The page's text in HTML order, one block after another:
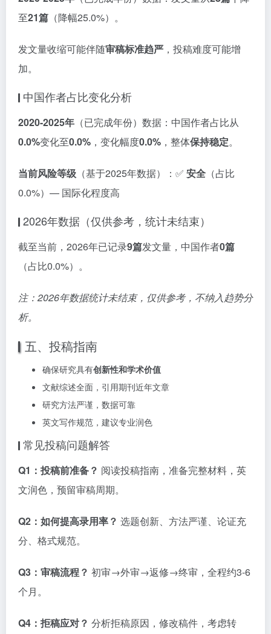
至21篇 （降幅25.0%）。
发文量收缩可能伴随审稿标准趋严 ，投稿难度可能增
加。
中国作者占比变化分析
2020-2025年 （已完成年份）数据：中国作者占比从
0.0%变化至0.0% ，变化幅度0.0% ，整体保持稳定。
当前风险等级 （基于2025年数据）：✅ 安全 （占比
0.0%）— 国际化程度高
2026年数据（仅供参考，统计未结束）
截至当前，2026年已记录9篇发文量，中国作者0篇
（占比0.0%）。
注：2026年数据统计未结束，仅供参考，不纳入趋势分
析。
五、投稿指南
确保研究具有创新性和学术价值
文献综述全面，引用期刊近年文章
研究方法严谨，数据可靠
英文写作规范，建议专业润色
常见投稿问题解答
Q1：投稿前准备？ 阅读投稿指南，准备完整材料，英
文润色，预留审稿周期。
Q2：如何提高录用率？ 选题创新、方法严谨、论证充
分、格式规范。
Q3：审稿流程？ 初审→外审→返修→终审，全程约3-6
个月。
Q4：拒稿应对？ 分析拒稿原因，修改稿件，考虑转